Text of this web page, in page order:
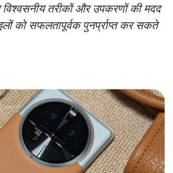
तरीकों और उपकरणों की मदद
को सफलतापूर्वक पुनर्प्राप्त कर सकते